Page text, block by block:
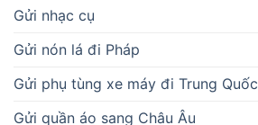
Gửi nhạc cụ
Gửi nón lá đi Pháp
Gửi phụ tùng xe máy đi Trung Quốc
Gửi quần áo sang Châu Âu